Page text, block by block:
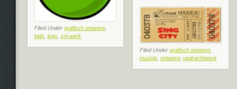
Filed Under grafisch ontwerp
kids logo vrij werk
Filed Under grafisch ontwerp
muziek ontwerp opdrachtwerk